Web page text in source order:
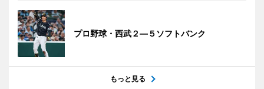
プロ野球・西武２―５ソフトバンク
もっと見る